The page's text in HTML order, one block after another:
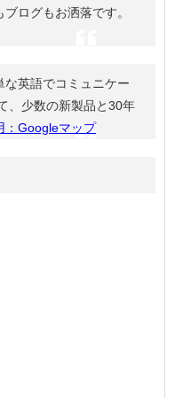
ログもお洒落です。
英語でコミュニケー
、少数の新製品と30年
：Googleマップ